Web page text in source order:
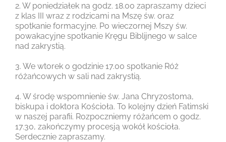
2. W poniedziałek na godz. 18.00 zapraszamy dzieci
z klas III wraz z rodzicami na Mszę św. oraz
spotkanie formacyjne. Po wieczornej Mszy św.
powakacyjne spotkanie Kręgu Biblijnego w salce
nad zakrystią.
3. We wtorek o godzinie 17.00 spotkanie Róż
różańcowych w sali nad zakrystią.
4. W środę wspomnienie św. Jana Chryzostoma,
biskupa i doktora Kościoła. To kolejny dzień Fatimski
w naszej parafii. Rozpoczniemy różańcem o godz.
17.30, zakończymy procesją wokół kościoła.
Serdecznie zapraszamy.